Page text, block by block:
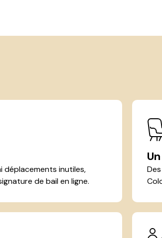
déplacements inutiles,
de bail en ligne.